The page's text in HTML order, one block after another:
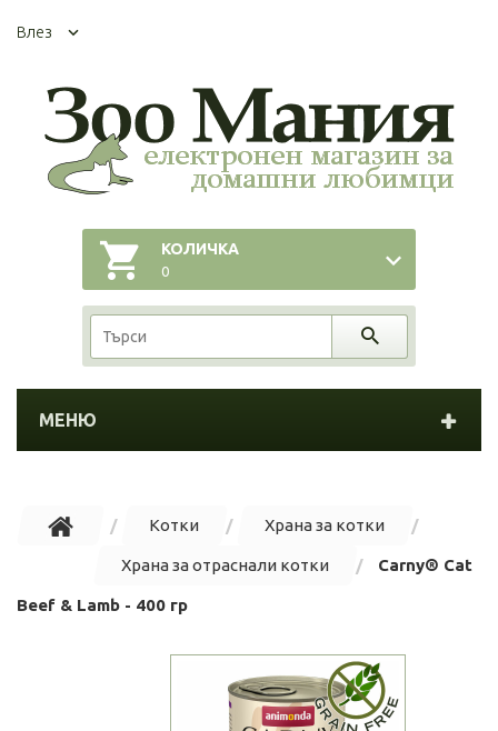
Влез
КОЛИЧКА
0
МЕНЮ
Котки Храна за котки
Храна за отраснали котки Carny® Cat
Beef & Lamb - 400 гр